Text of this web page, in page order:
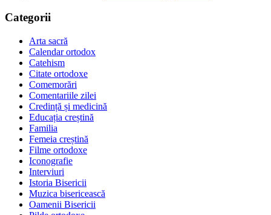
Categorii
Arta sacră
Calendar ortodox
Catehism
Citate ortodoxe
Comemorări
Comentariile zilei
Credință și medicină
Educația creștină
Familia
Femeia creștină
Filme ortodoxe
Iconografie
Interviuri
Istoria Bisericii
Muzica bisericească
Oamenii Bisericii